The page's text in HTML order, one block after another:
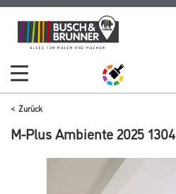
Zum
Inhalt
Zum
Navigationsmenü
Zurück
M-Plus Ambiente 2025 1304